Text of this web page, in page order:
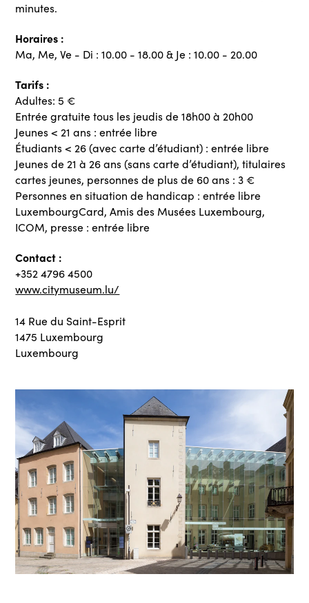
minutes.
Horaires :
Ma, Me, Ve - Di : 10.00 - 18.00 & Je : 10.00 - 20.00
Tarifs :
Adultes: 5 €
Entrée gratuite tous les jeudis de 18h00 à 20h00
Jeunes < 21 ans : entrée libre
Étudiants < 26 (avec carte d’étudiant) : entrée libre
Jeunes de 21 à 26 ans (sans carte d’étudiant), titulaires
cartes jeunes, personnes de plus de 60 ans : 3 €
Personnes en situation de handicap : entrée libre
LuxembourgCard, Amis des Musées Luxembourg,
ICOM, presse : entrée libre
Contact :
+352 4796 4500
www.citymuseum.lu/
14 Rue du Saint-Esprit
1475 Luxembourg
Luxembourg